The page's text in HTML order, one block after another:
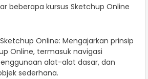
beberapa kursus Sketchup Online
Online: Mengajarkan prinsip
Online, termasuk navigasi
alat-alat dasar, dan
sederhana.